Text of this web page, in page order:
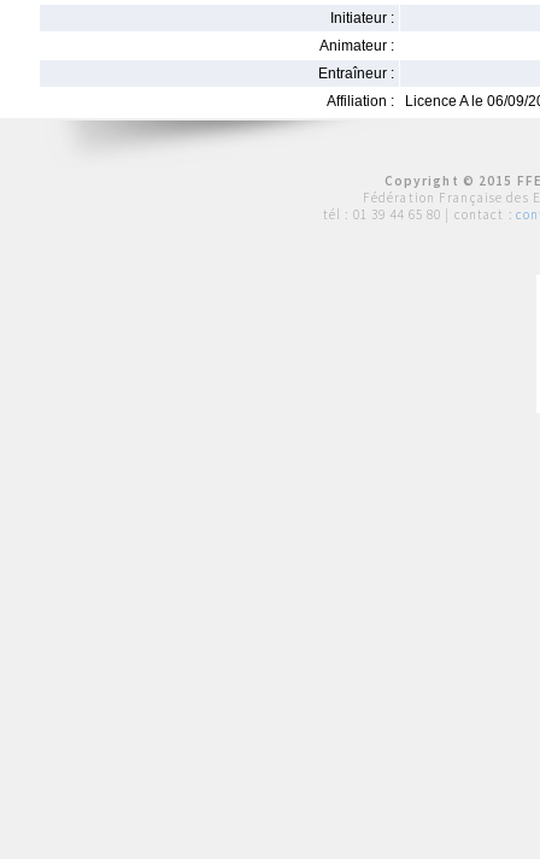
Initiateur :
Animateur :
Entraîneur :
Affiliation :
Licence A le 06/09/
Copyright © 2015
Fédération Française des
tél : 01 39 44 65 80 | contact :